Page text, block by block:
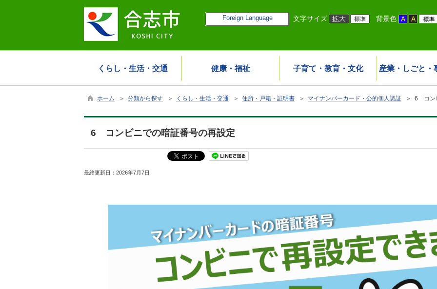
Foreign Language 文字サイズ 背景色
くらし・生活・交通 健康・福祉 子育て・教育・文化 産業・しごと・
ホーム ＞ 分類から探す ＞ くらし・生活・交通 ＞ 住所・戸籍・証明書 ＞ マイナンバーカード・公的個人認証 ＞ 6 コン
6 コンビニでの暗証番号の再設定
最終更新日： 2026年7月7日